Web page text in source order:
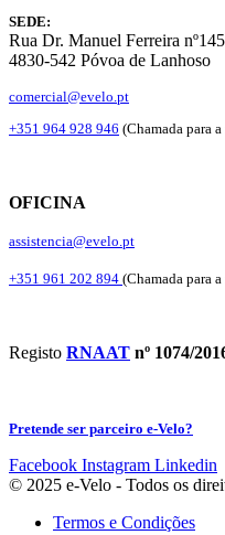
SEDE:
Rua Dr. Manuel Ferreira nº145
4830-542 Póvoa de Lanhoso
comercial@evelo.pt
+351 964 928 946 (Chamada para
OFICINA
assistencia@evelo.pt
+351 961 202 894 (Chamada para
Registo RNAAT nº 1074/
Pretende ser parceiro e-Velo?
Facebook Instagram Linkedin
© 2025 e-Velo - Todos os
Termos e Condições